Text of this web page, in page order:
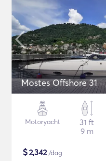
Mostes Offshore 31
Motoryacht
31 ft
9 m
$2,342/dag